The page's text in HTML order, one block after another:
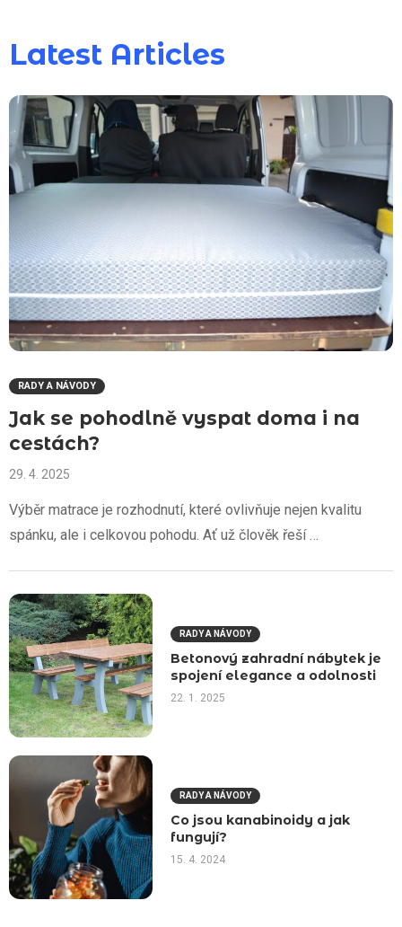
Latest Articles
RADY A NÁVODY
Jak se pohodlně vyspat doma i na
cestách?
29. 4. 2025
Výběr matrace je rozhodnutí, které ovlivňuje nejen kvalitu
spánku, ale i celkovou pohodu. Ať už člověk řeší …
RADY A NÁVODY
Betonový zahradní nábytek je
spojení elegance a odolnosti
22. 1. 2025
RADY A NÁVODY
Co jsou kanabinoidy a jak
fungují?
15. 4. 2024